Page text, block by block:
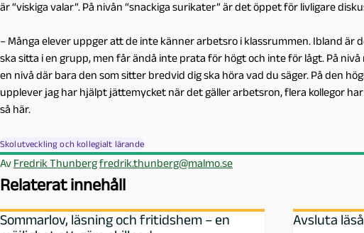
är “viskiga valar”. På nivån “snackiga surikater” är det öppet för livligare
– Många elever uppger att de inte känner arbetsro i klassrummen. Ibland är
ska sitta i en grupp, men får ändå inte prata för högt och inte för lågt. På
en nivå där bara den som sitter bredvid dig ska höra vad du säger. På den
upplever jag har hjälpt jättemycket när det gäller arbetsron, flera kollegor
så här.
Skolutveckling och kollegialt lärande
Av Fredrik Thunbergfredrik.thunberg@malmo.se
Relaterat innehåll
Sommarlov, läsning och fritidshem – en
Avsluta